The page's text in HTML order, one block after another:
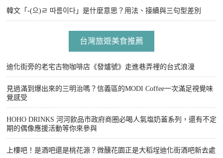
韓文「-(으)ㄹ 따름이다」是什麼意思？用法、接續與三句型差別
台灣旅遊美食推薦
迪化街旁的老宅古物咖啡店《發爐號》走進巷弄裡的台式浪漫
見過滿到爆出來的三明治嗎？信義區的MODI Coffee一次滿足視覺味
覺感受
HOHO DRINKS 河河飲品市政府商圈必喝人氣塩奶蓋系列，還有不定
期的偶像應援活動等你來參與
上樓吧！是酒吧還是桃花源？微醺花園正是大稻埕迪化街酒吧新去處